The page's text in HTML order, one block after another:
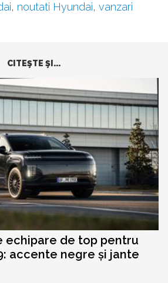
, noutati Hyundai, vanzari
CITEŞTE ŞI...
echipare de top pentru
accente negre și jante